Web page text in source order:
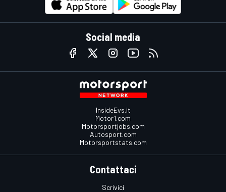
Social media
InsideEvs.it
Motor1.com
Motorsportjobs.com
Autosport.com
Motorsportstats.com
Contattaci
Scrivici